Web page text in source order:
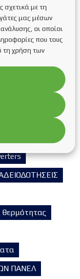
Έκθεση για
Κέντρο
κ.Βαρδάκη
θερμότητας
ΠΑΝΕΛ
σχετικά με τη
μας μέσων
οι οποίοι
που τους
τη χρήση των